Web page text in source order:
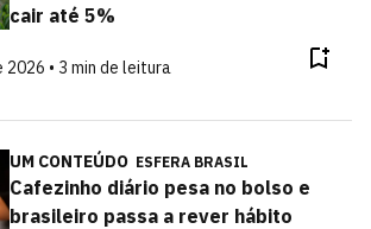
cair até 5%
• 3 min de leitura
UM CONTEÚDO ESFERA BRASIL
Cafezinho diário pesa no bolso e
brasileiro passa a rever hábito